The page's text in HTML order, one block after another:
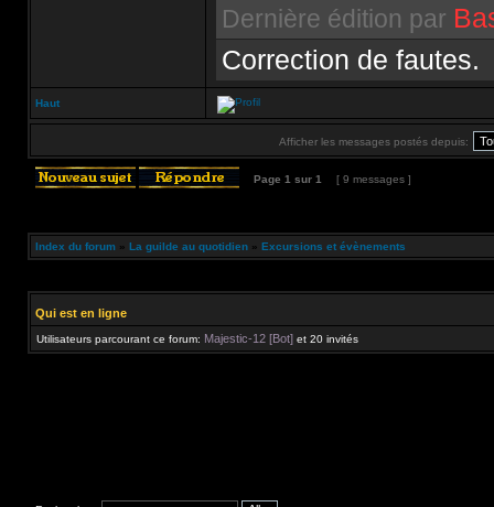
Dernière édition par
Correction de fautes.
Haut
Afficher les messages postés depuis:
Page 1 sur 1 [ 9 messages ]
Index du forum » La guilde au quotidien » Excursions et évènements
Qui est en ligne
Utilisateurs parcourant ce forum: Majestic-12 [Bot] et 20 invités